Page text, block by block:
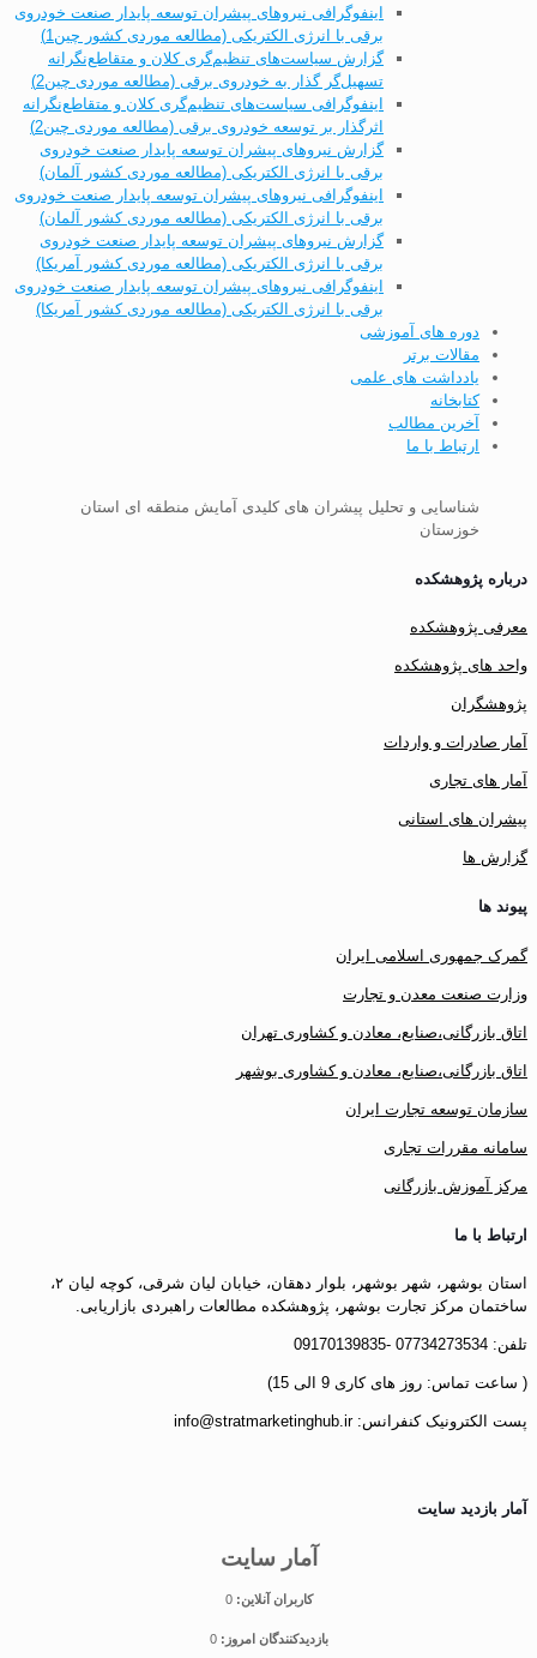
اینفوگرافی نیروهای پیشران توسعه پایدار صنعت خودروی
برقی با انرژی الکتریکی (مطالعه موردی کشور چین1)
گزارش سیاست‌های تنظیم‌گری کلان و متقاطع‌نگرانه
تسهیل‌گر گذار به خودروی برقی (مطالعه موردی چین2)
اینفوگرافی سیاست‌های تنظیم‌گری کلان و متقاطع‌نگرانه
اثرگذار بر توسعه خودروی برقی (مطالعه موردی چین2)
گزارش نیروهای پیشران توسعه پایدار صنعت خودروی
برقی با انرژی الکتریکی (مطالعه موردی کشور آلمان)
اینفوگرافی نیروهای پیشران توسعه پایدار صنعت خودروی
برقی با انرژی الکتریکی (مطالعه موردی کشور آلمان)
گزارش نیروهای پیشران توسعه پایدار صنعت خودروی
برقی با انرژی الکتریکی (مطالعه موردی کشور آمریکا)
اینفوگرافی نیروهای پیشران توسعه پایدار صنعت خودروی
برقی با انرژی الکتریکی (مطالعه موردی کشور آمریکا)
دوره های آموزشی
مقالات برتر
یادداشت های علمی
کتابخانه
آخرین مطالب
ارتباط با ما
شناسایی و تحلیل پیشران های کلیدی آمایش منطقه ای استان
خوزستان
درباره پژوهشکده
معرفی پژوهشکده
واحد های پژوهشکده
پژوهشگران
آمار صادرات و واردات
آمار های تجاری
پیشران های استانی
گزارش ها
پیوند ها
گمرک جمهوری اسلامی ایران
وزارت صنعت معدن و تجارت
اتاق بازرگانی،صنایع، معادن و کشاوری تهران
اتاق بازرگانی،صنایع، معادن و کشاوری بوشهر
سازمان توسعه تجارت ایران
سامانه مقررات تجاری
مرکز آموزش بازرگانی
ارتباط با ما
استان بوشهر، شهر بوشهر، بلوار دهقان، خیابان لیان شرقی، کوچه لیان ۲،
ساختمان مرکز تجارت بوشهر، پژوهشکده مطالعات راهبردی بازاریابی.
تلفن: 07734273534 -09170139835
( ساعت تماس: روز های کاری 9 الی 15)
پست الکترونیک کنفرانس: info@stratmarketinghub.ir
آمار بازدید سایت
آمار سایت
کاربران آنلاین:0
بازدیدکنندگان امروز: 0